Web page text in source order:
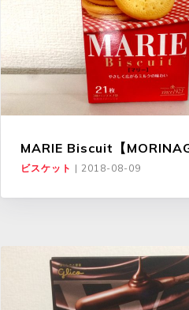
MARIE Biscuit【
ビスケット | 2018-08-09